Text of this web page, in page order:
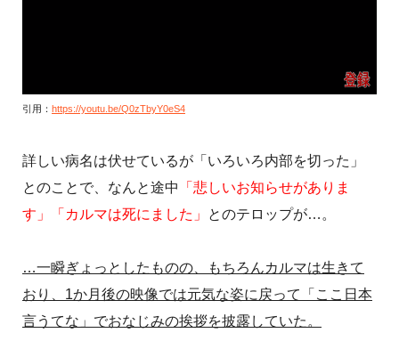
引用： https://youtu.be/Q0zTbyY0eS4
詳しい病名は伏せているが「いろいろ内部を切った」
とのことで、なんと途中
「悲しいお知らせがありま
す」「カルマは死にました」
とのテロップが…。
…一瞬ぎょっとしたものの、もちろんカルマは生きて
おり、1か月後の映像では元気な姿に戻って「ここ日本
言うてな」でおなじみの挨拶を披露していた。